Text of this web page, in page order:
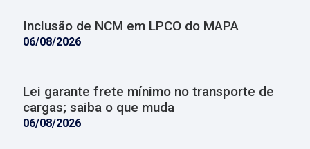
Inclusão de NCM em LPCO do MAPA
06/08/2026
Lei garante frete mínimo no transporte de
cargas; saiba o que muda
06/08/2026